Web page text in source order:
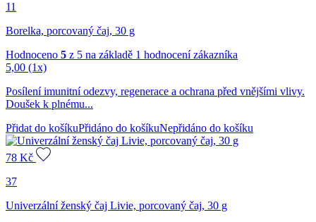
11
Borelka, porcovaný čaj, 30 g
Hodnoceno 5 z 5 na základě 1 hodnocení zákazníka
5,00 (1x)
Posílení imunitní odezvy, regenerace a ochrana před vnějšími vlivy.
Doušek k plnému...
Přidat do košíkuPřidáno do košíkuNepřidáno do košíku
78 Kč
37
Univerzální ženský čaj Livie, porcovaný čaj, 30 g